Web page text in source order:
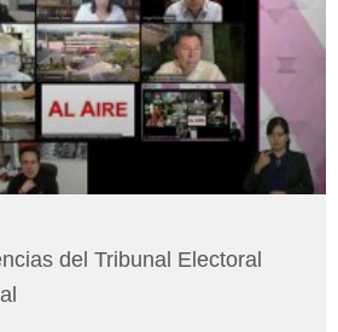
del Tribunal Electoral